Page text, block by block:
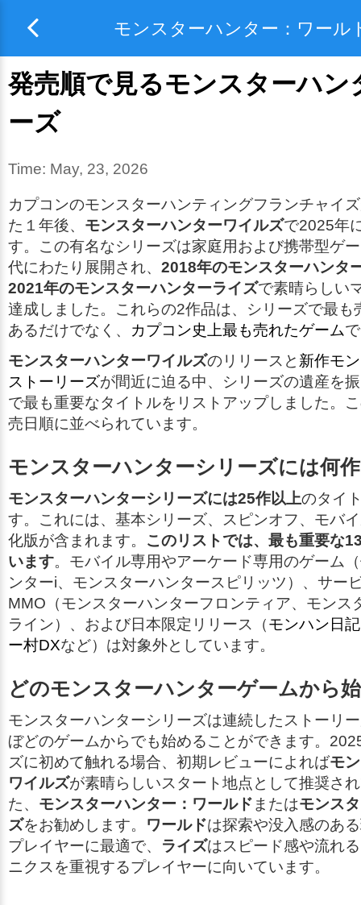
モンスターハンター：ワール
発売順で見るモンスターハン
ーズ
Time: May, 23, 2026
カプコンのモンスターハンティングフランチャイ
た１年後、 モンスターハンターワイルズで2025年
す。この有名なシリーズは家庭用および携帯型ゲ
代にわたり展開され、 2018年のモンスターハンタ
2021年のモンスターハンターライズで素晴らしい
達成しました。これらの2作品は、シリーズで最も
あるだけでなく、 カプコン史上最も売れたゲーム
モンスターハンターワイルズのリリースと 新作モ
ストーリーズが間近に迫る中、シリーズの遺産を
で最も重要なタイトルをリストアップしました。
売日順に並べられています。
モンスターハンターシリーズには何
モンスターハンターシリーズには25作以上のタイ
す。これには、基本シリーズ、スピンオフ、モバ
化版が含まれます。 このリストでは、最も重要な
います。モバイル専用やアーケード専用のゲーム
ンターi、モンスターハンタースピリッツ）、サー
MMO（モンスターハンターフロンティア、モンス
ライン）、および日本限定リリース（モンハン日
ー村DXなど）は対象外としています。
どのモンスターハンターゲームから
モンスターハンターシリーズは連続したストーリ
ぼどのゲームからでも始めることができます。
ズに初めて触れる場合、初期レビューによればモ
ワイルズが素晴らしいスタート地点として推奨さ
た、 モンスターハンター：ワールド またはモンス
ズをお勧めします。 ワールドは探索や没入感のあ
プレイヤーに最適で、 ライズはスピード感や流れ
ニクスを重視するプレイヤーに向いています。